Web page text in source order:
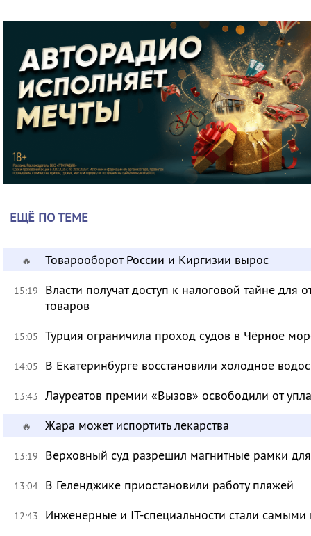
ЕЩЁ ПО ТЕМЕ
🔥 Товарооборот России и Киргизии вырос
15:19
Власти получат доступ к налоговой тайне для
товаров
15:05 Турция ограничила проход судов в Чёрное
14:05 В Екатеринбурге восстановили холодное
13:43 Лауреатов премии «Вызов» освободили от
🔥 Жара может испортить лекарства
13:19 Верховный суд разрешил магнитные рамки
13:04 В Геленджике приостановили работу пляжей
12:43 Инженерные и IT-специальности стали